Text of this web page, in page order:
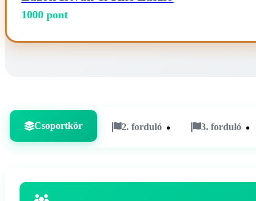
1000 pont
Csoportkör 2. forduló 3. forduló